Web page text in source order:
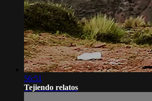
56:51
Tejiendo relatos